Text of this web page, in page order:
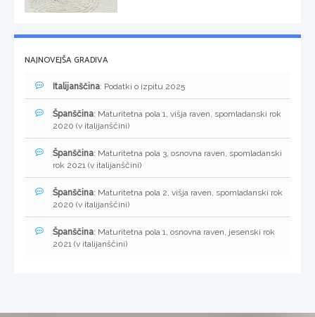
NAJNOVEJŠA GRADIVA
Italijanščina: Podatki o izpitu 2025
Španščina: Maturitetna pola 1, višja raven, spomladanski rok
2020 (v italijanščini)
Španščina: Maturitetna pola 3, osnovna raven, spomladanski
rok 2021 (v italijanščini)
Španščina: Maturitetna pola 2, višja raven, spomladanski rok
2020 (v italijanščini)
Španščina: Maturitetna pola 1, osnovna raven, jesenski rok
2021 (v italijanščini)